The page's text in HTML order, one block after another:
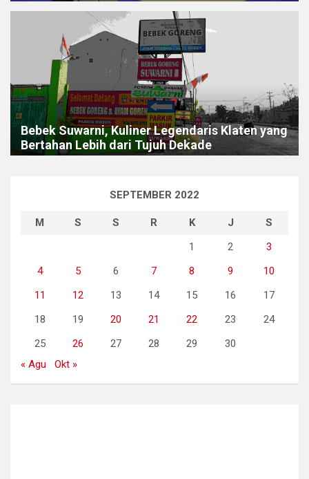
Bebek Suwarni, Kuliner Legendaris Klaten yang
Bertahan Lebih dari Tujuh Dekade
SEPTEMBER 2022
M S S R K J
S
1
2
3
4
5 6 7 8 9
10
11
12 13 14 15 16
17
18
19 20 21 22 23
24
25
26 27 28 29
30
« Agu
Okt »